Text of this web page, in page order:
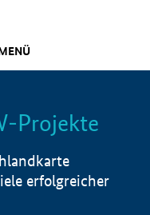
Info
Projekte
erfolgreicher